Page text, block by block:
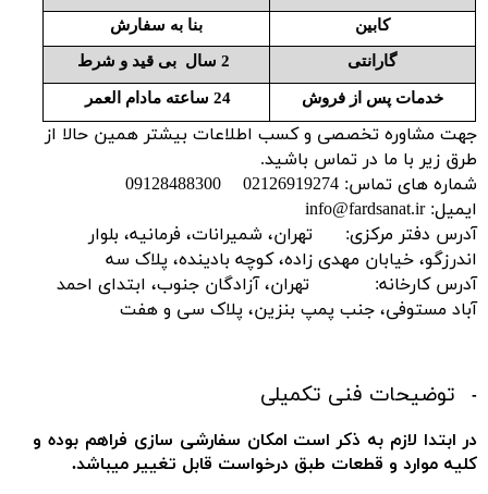
کابین
بنا به سفارش
گارانتی
خدمات پس از فروش 24 ساعته مادام العمر
جهت مشاوره تخصصی و کسب اطلاعات بیشتر همین حالا از
طرق زیر با ما در تماس باشید.
شماره های تماس: 02126919274 09128488300
ایمیل: info@fardsanat.ir
آدرس دفتر مرکزی: تهران، شمیرانات، فرمانیه، بلوار
اندرزگو، خیابان مهدی زاده، کوچه بادینده، پلاک سه
آدرس کارخانه: تهران، آزادگان جنوب، ابتدای احمد
آباد مستوفی، جنب پمپ بنزین، پلاک سی و هفت
توضیحات فنی تکمیلی
در ابتدا لازم به ذکر است امکان سفارشی سازی فراهم بوده و
کلیه موارد و قطعات طبق درخواست قابل تغییر میباشد.